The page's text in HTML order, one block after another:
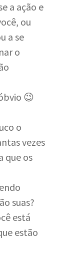
a ação e
ou
a se
o
😉
o
vezes
que os
suas?
está
estão